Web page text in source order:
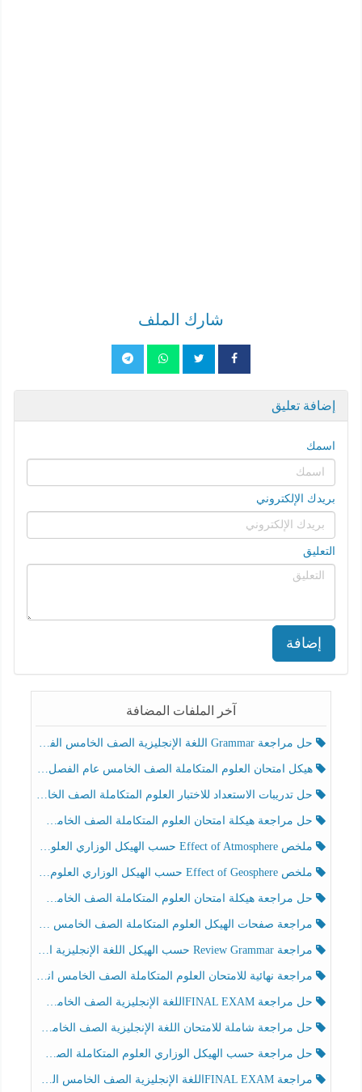
شارك الملف
إضافة تعليق
اسمك
بريدك الإلكتروني
التعليق
إضافة
آخر الملفات المضافة
حل مراجعة Grammar اللغة الإنجليزية الصف الخامس الفصل الثالث
هيكل امتحان العلوم المتكاملة الصف الخامس عام الفصل الدراسي الثالث 2025-2026
حل تدريبات الاستعداد للاختبار العلوم المتكاملة الصف الخامس عام الفصل الثالث
حل مراجعة هيكلة امتحان العلوم المتكاملة الصف الخامس انسبير الفصل الثالث
ملخص Effect of Atmosphere حسب الهيكل الوزاري العلوم المتكاملة الصف الخامس انسبير الفصل الثالث
ملخص Effect of Geosphere حسب الهيكل الوزاري العلوم المتكاملة الصف الخامس انسبير الفصل الثالث
حل مراجعة هيكلة امتحان العلوم المتكاملة الصف الخامس عام الفصل الثالث
مراجعة صفحات الهيكل العلوم المتكاملة الصف الخامس انسبير الفصل الثالث
مراجعة Review Grammar حسب الهيكل اللغة الإنجليزية الصف الخامس الفصل الثالث
مراجعة نهائية للامتحان العلوم المتكاملة الصف الخامس انسبير الفصل الثالث
حل مراجعة FINAL EXAMاللغة الإنجليزية الصف الخامس الفصل الثالث
حل مراجعة شاملة للامتحان اللغة الإنجليزية الصف الخامس الفصل الثالث
حل مراجعة حسب الهيكل الوزاري العلوم المتكاملة الصف الخامس عام الفصل الثالث
مراجعة FINAL EXAMاللغة الإنجليزية الصف الخامس الفصل الثالث